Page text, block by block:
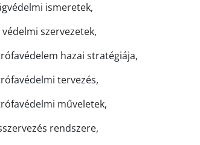
ismeretek,
szervezetek,
hazai stratégiája,
tervezés,
műveletek,
rendszere,